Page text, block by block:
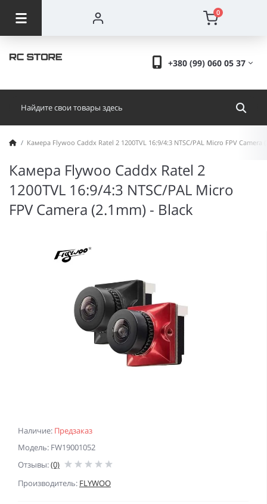
0
+380 (99) 060 05 37
Камера Flywoo Caddx Ratel 2 1200TVL 16:9/4:3 NTSC/PAL Micro FPV Camera
Камера Flywoo Caddx Ratel 2
1200TVL 16:9/4:3 NTSC/PAL Micro
FPV Camera (2.1mm) - Black
Наличие: Предзаказ
Модель: FW19001052
Отзывы:(0)
Производитель: FLYWOO